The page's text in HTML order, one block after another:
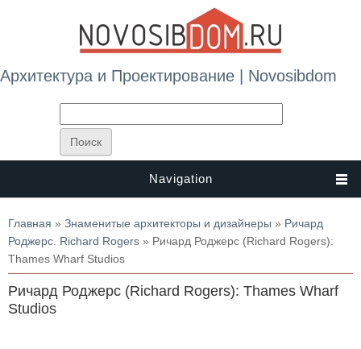
Архитектура и Проектирование | Novosibdom
Navigation
Вы здесь
Главная » Знаменитые архитекторы и дизайнеры » Ричард
Роджерс. Richard Rogers » Ричард Роджерс (Richard Rogers):
Thames Wharf Studios
Ричард Роджерс (Richard Rogers): Thames Wharf
Studios